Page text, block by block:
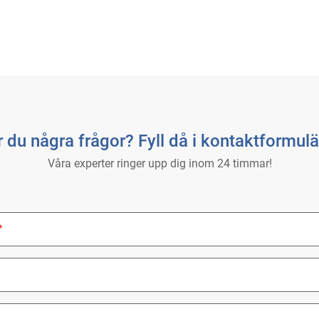
du några frågor? Fyll då i
Våra experter ringer upp dig inom 24 timmar!